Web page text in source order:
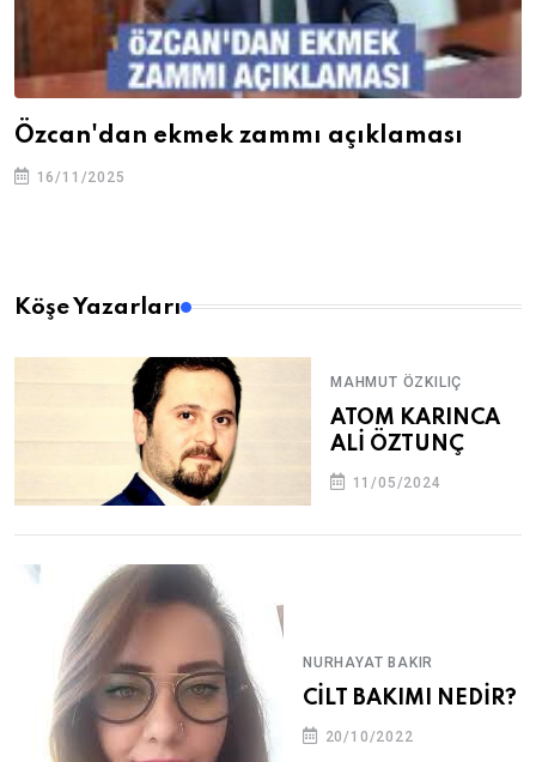
Özcan'dan ekmek zammı açıklaması
16/11/2025
Köşe Yazarları
MAHMUT ÖZKILIÇ
ATOM KARINCA
ALİ ÖZTUNÇ
11/05/2024
NURHAYAT BAKIR
CİLT BAKIMI NEDİR?
20/10/2022